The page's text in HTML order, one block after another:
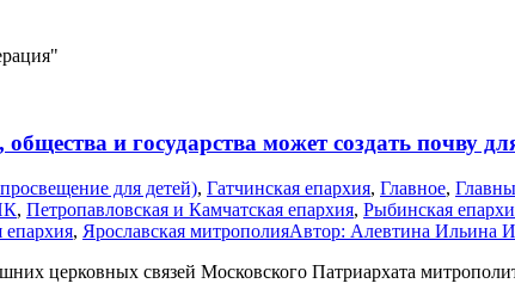
и государства может создать почву
для детей), Гатчинская епархия, Главное,
, Петропавловская и Камчатская епархия, Рыбинская
епархия, Ярославская митрополияАвтор: Алевтина Ильина
церковных связей Московского Патриархата